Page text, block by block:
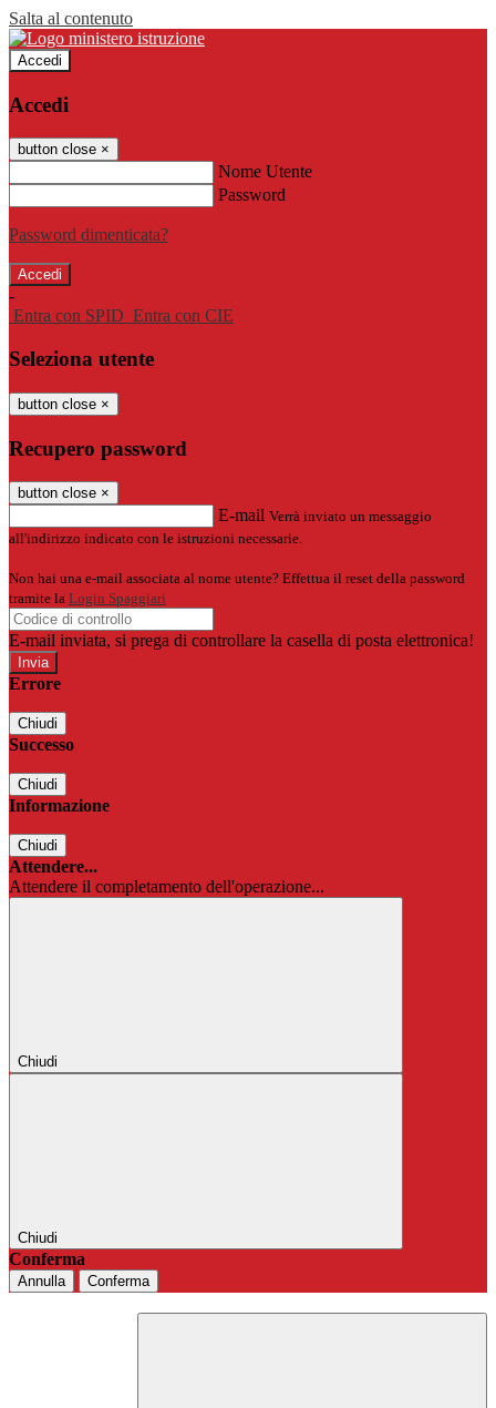
Salta al contenuto
Accedi
Accedi
button close ×
Nome Utente
Password
Password dimenticata?
-
Entra con SPID Entra con CIE
Seleziona utente
button close ×
Recupero password
button close ×
E-mail Verrà inviato un messaggio
all'indirizzo indicato con le istruzioni necessarie.
Non hai una e-mail associata al nome utente? Effettua il reset della password
tramite la Login Spaggiari
E-mail inviata, si prega di controllare la casella di posta elettronica!
Errore
Chiudi
Successo
Chiudi
Informazione
Chiudi
Attendere...
Attendere il completamento dell'operazione...
Chiudi
Chiudi
Conferma
Annulla Conferma